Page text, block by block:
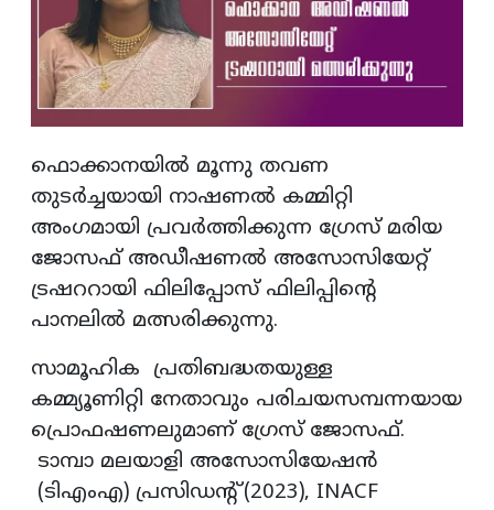
ഫൊക്കാനയിൽ മൂന്നു തവണ
തുടർച്ചയായി നാഷണൽ കമ്മിറ്റി
അംഗമായി പ്രവർത്തിക്കുന്ന ഗ്രേസ് മരിയ
ജോസഫ് അഡീഷണൽ അസോസിയേറ്റ്
ട്രഷററായി ഫിലിപ്പോസ് ഫിലിപ്പിന്റെ
പാനലിൽ മത്സരിക്കുന്നു.
സാമൂഹിക പ്രതിബദ്ധതയുള്ള
കമ്മ്യൂണിറ്റി നേതാവും പരിചയസമ്പന്നയായ
പ്രൊഫഷണലുമാണ് ഗ്രേസ് ജോസഫ്.
ടാമ്പാ മലയാളി അസോസിയേഷൻ
(ടിഎംഎ) പ്രസിഡന്റ് (2023), INACF